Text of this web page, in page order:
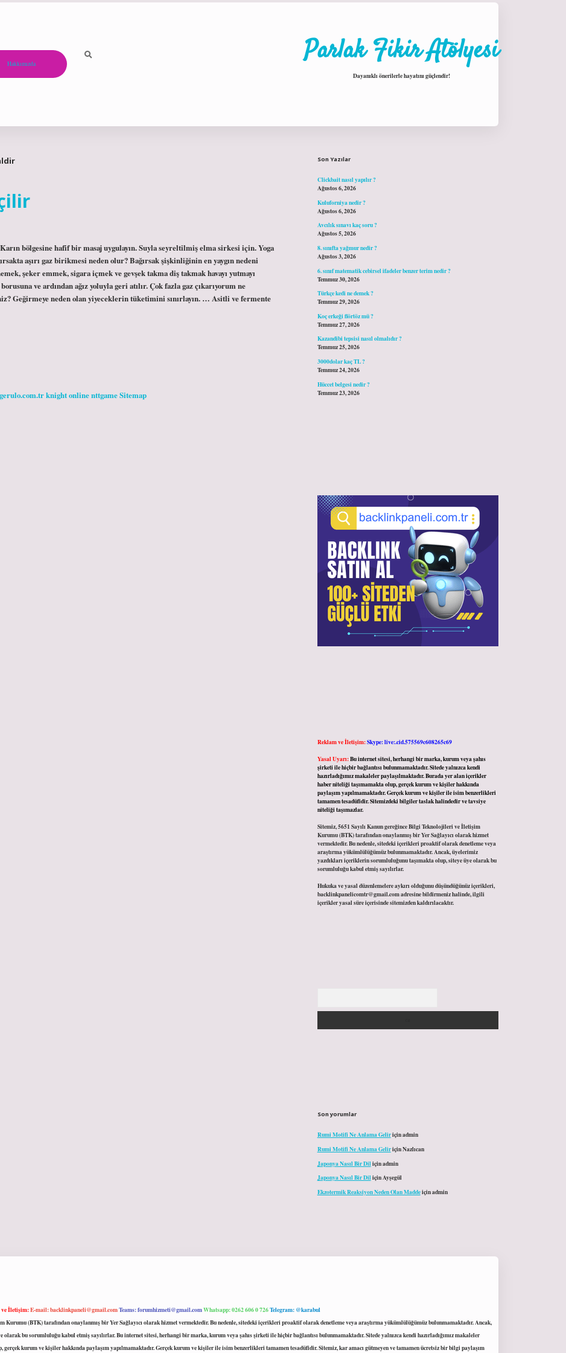
Hakkımızda Parlak Fikir Atölyesi
Dayanıklı önerilerle hayatını güçlendir!
bölgesine hafif bir masaj uygulayın. Suyla seyreltilmiş elma sirkesi için. Yoga
aşırı gaz birikmesi neden olur? Bağırsak şişkinliğinin en yaygın nedeni
şeker emmek, sigara içmek ve gevşek takma diş takmak havayı yutmayı
ve ardından ağız yoluyla geri atılır. Çok fazla gaz çıkarıyorum ne
Geğirmeye neden olan yiyeceklerin tüketimini sınırlayın. … Asitli ve fermente
knight onlinenttgameSitemap
Son Yazılar
Clickbait nasıl yapılır ?
Ağustos 6, 2026
Kuluforniya nedir ?
Ağustos 6, 2026
Avcılık sınavı kaç soru ?
Ağustos 5, 2026
8. sınıfta yağmur nedir ?
Ağustos 3, 2026
6. sınıf matematik cebirsel ifadeler benzer terim nedir ?
Temmuz 30, 2026
Türkçe kedi ne demek ?
Temmuz 29, 2026
Koç erkeği flörtöz mü ?
Temmuz 27, 2026
Kazandibi tepsisi nasıl olmalıdır ?
Temmuz 25, 2026
3000dolar kaç TL ?
Temmuz 24, 2026
Hüccet belgesi nedir ?
Temmuz 23, 2026
Reklam ve İletişim:Skype: live:.cid.575569c608265c69
Yasal Uyarı:Bu internet sitesi, herhangi bir marka, kurum veya şahıs
şirketi ile hiçbir bağlantısı bulunmamaktadır. Sitede yalnızca kendi
hazırladığımız makaleler paylaşılmaktadır. Burada yer alan içerikler
haber niteliği taşımamakta olup, gerçek kurum ve kişiler hakkında
paylaşım yapılmamaktadır. Gerçek kurum ve kişiler ile isim benzerlikleri
tamamen tesadüfidir. Sitemizdeki bilgiler taslak halindedir ve tavsiye
niteliği taşımazlar.
Sitemiz, 5651 Sayılı Kanun gereğince Bilgi Teknolojileri ve İletişim
Kurumu (BTK) tarafından onaylanmış bir Yer Sağlayıcı olarak hizmet
vermektedir. Bu nedenle, sitedeki içerikleri proaktif olarak denetleme veya
araştırma yükümlülüğümüz bulunmamaktadır. Ancak, üyelerimiz
yazdıkları içeriklerin sorumluluğunu taşımakta olup, siteye üye olarak bu
sorumluluğu kabul etmiş sayılırlar.
Hukuka ve yasal düzenlemelere aykırı olduğunu düşündüğünüz içerikleri,
backlinkpanelicomtr@gmail.comadresine bildirmeniz halinde, ilgili
içerikler yasal süre içerisinde sitemizden kaldırılacaktır.
Son yorumlar
Rumi Motifi Ne Anlama Geliriçinadmin
Rumi Motifi Ne Anlama GeliriçinNazlıcan
Japonya Nasıl Bir Dil içinadmin
Japonya Nasıl Bir DiliçinAyşegül
Ekzotermik Reaksiyon Neden Olan Maddeiçinadmin
ve İletişim:E-mail:backlinkpaneli@gmail.comTeams:forumhizmeti@gmail.comWhatsapp: 0262 606 0 726Telegram: @karabul
(BTK) tarafından onaylanmış bir Yer Sağlayıcı olarak hizmet vermektedir. Bu nedenle, sitedeki içerikleri proaktif olarak denetleme veya araştırma yükümlülüğümüz bulunmamaktadır. Ancak,
bu sorumluluğu kabul etmiş sayılırlar. Bu internet sitesi, herhangi bir marka, kurum veya şahıs şirketi ile hiçbir bağlantısı bulunmamaktadır. Sitede yalnızca kendi hazırladığımız makaleler
kurum ve kişiler hakkında paylaşım yapılmamaktadır. Gerçek kurum ve kişiler ile isim benzerlikleri tamamen tesadüfidir. Sitemiz, kar amacı gütmeyen ve tamamen ücretsiz bir bilgi paylaşım